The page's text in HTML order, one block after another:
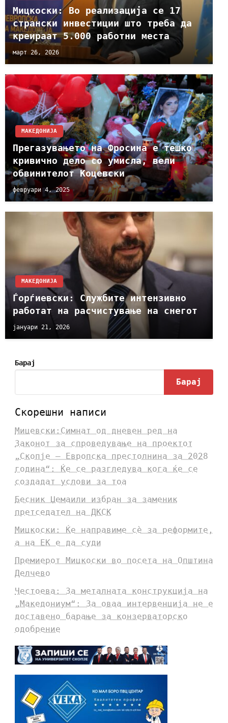
Мицкоски: Во реализација се 17
странски инвестиции што треба да
креираат 5.000 работни места
март 26, 2026
МАКЕДОНИЈА
Прегазувањето на Фросина е тешко
кривично дело со умисла, вели
обвинителот Коцевски
февруари 4, 2025
МАКЕДОНИЈА
Ѓорѓиевски: Службите интензивно
работат на расчистување на снегот
јануари 21, 2026
Барај
Барај
Скорешни написи
Мицевски:Симнат од дневен ред на
Законот за спроведување на проектот
„Скопје – Европска престолнина за 2028
година“: Ќе се разгледува кога ќе се
создадат услови за тоа
Бесник Џемаили избран за заменик
претседател на ДКСК
Мицкоски: Ќе направиме сè за реформите,
а на ЕК е да суди
Премиерот Мицкоски во посета на Општина
Делчево
Честоева: За металната конструкција на
„Македониум“: За оваа интервенција не е
доставено барање за конзерваторско
одобрение